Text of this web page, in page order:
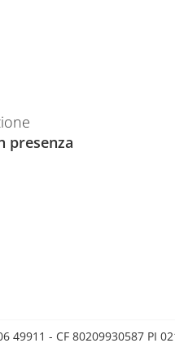
presenza
- CF 80209930587 PI